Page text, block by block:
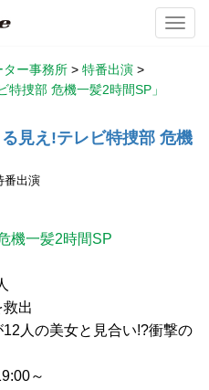
ー事務所 > 特番出演 >
捜部 危機一髪2時間SP」
見え!テレビ特捜部 危機
番出演
機一髪2時間SP
出
人の美女と見合い!?衝撃の
～